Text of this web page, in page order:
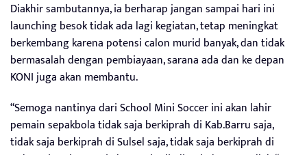
Diakhir sambutannya, ia berharap jangan sampai hari ini
launching besok tidak ada lagi kegiatan, tetap meningkat
berkembang karena potensi calon murid banyak, dan tidak
bermasalah dengan pembiayaan, sarana ada dan ke depan
KONI juga akan membantu.
“Semoga nantinya dari School Mini Soccer ini akan lahir
pemain sepakbola tidak saja berkiprah di Kab.Barru saja,
tidak saja berkiprah di Sulsel saja, tidak saja berkiprah di